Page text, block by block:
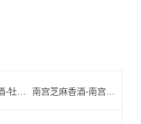
牡丹江芝麻香酒-牡丹江名酒-牡丹江小北门_牡丹江芝麻香酒厂家 南宫芝麻香酒-南宫名酒-南宫小北门_南宫芝麻香酒厂家